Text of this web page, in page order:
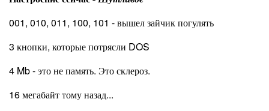
001, 010, 011, 100, 101 - вышел зайчик погулять
3 кнопки, которые потрясли DOS
4 Mb - это не память. Это склероз.
16 мегабайт тому назад...